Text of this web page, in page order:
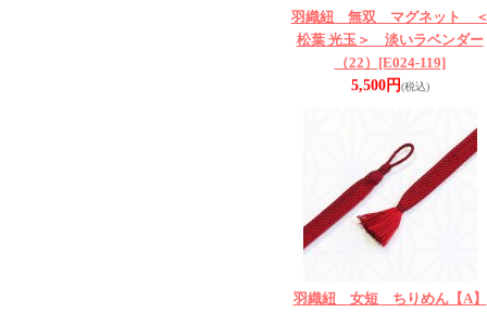
羽織紐 無双 マグネット
松葉 光玉＞ 淡いラベンダー
（22） [E024-119]
5,500円(税込)
羽織紐 女短 ちりめん【A】